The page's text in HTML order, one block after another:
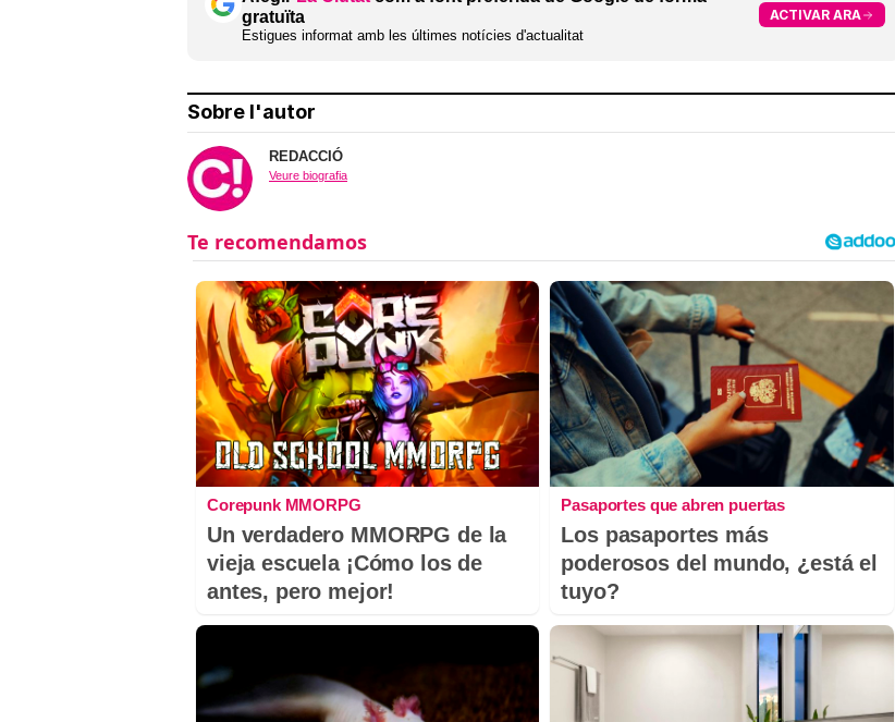
gratuïta
Estigues informat amb les últimes notícies d'actualitat
ACTIVAR ARA
Sobre l'autor
REDACCIÓ
Veure biografia
Corepunk MMORPG
Un verdadero MMORPG de la
vieja escuela ¡Cómo los de
antes, pero mejor!
Pasaportes que abren puertas
Los pasaportes más
poderosos del mundo, ¿está el
tuyo?